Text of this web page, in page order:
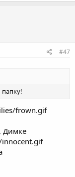
#47
frown.gif
Димке